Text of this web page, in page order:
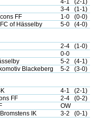
4-1
(2-1)
3-4
(1-1)
FF 1-0
(0-0)
of Hässelby 5-0 (4-0)
2-4
(1-0)
0-0
5-2
(4-1)
Blackeberg 5-2 (3-0)
4-1
(2-1)
FF 2-4
(0-2)
OW
IK 3-2 (0-1)